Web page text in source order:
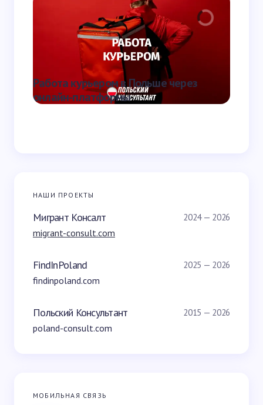
Отправить
Работа курьером в Польше через
онлайн-платформы
НАШИ ПРОЕКТЫ
Мигрант Консалт 2024 — 2026
migrant-consult.com
FindInPoland 2025 — 2026
findinpoland.com
Польский Консультант 2015 — 2026
poland-consult.com
МОБИЛЬНАЯ СВЯЗЬ